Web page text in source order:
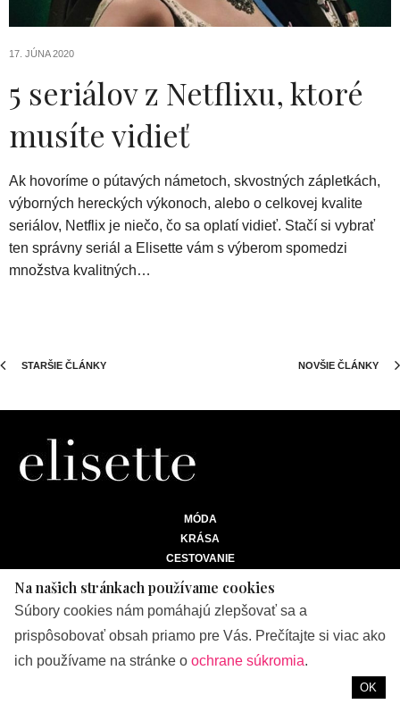
17. JÚNA 2020
5 seriálov z Netflixu, ktoré
musíte vidieť
Ak hovoríme o pútavých námetoch, skvostných zápletkách,
výborných hereckých výkonoch, alebo o celkovej kvalite
seriálov, Netflix je niečo, čo sa oplatí vidieť. Stačí si vybrať
ten správny seriál a Elisette vám s výberom spomedzi
množstva kvalitných…
STARŠIE ČLÁNKY NOVŠIE ČLÁNKY
MÓDA
KRÁSA
CESTOVANIE
ŽIVOTNÝ ŠTÝL
BIZNIS
Na našich stránkach používame cookies
Súbory cookies nám pomáhajú zlepšovať sa a
prispôsobovať obsah priamo pre Vás. Prečítajte si viac ako
ich používame na stránke o ochrane súkromia.
OK